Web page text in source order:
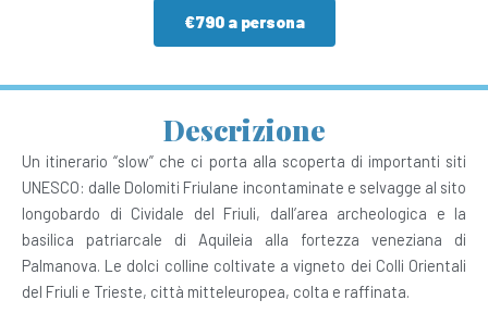
€790 a persona
Descrizione
Un itinerario “slow” che ci porta alla scoperta di importanti siti
UNESCO: dalle Dolomiti Friulane incontaminate e selvagge al sito
longobardo di Cividale del Friuli, dall’area archeologica e la
basilica patriarcale di Aquileia alla fortezza veneziana di
Palmanova. Le dolci colline coltivate a vigneto dei Colli Orientali
del Friuli e Trieste, città mitteleuropea, colta e raffinata.